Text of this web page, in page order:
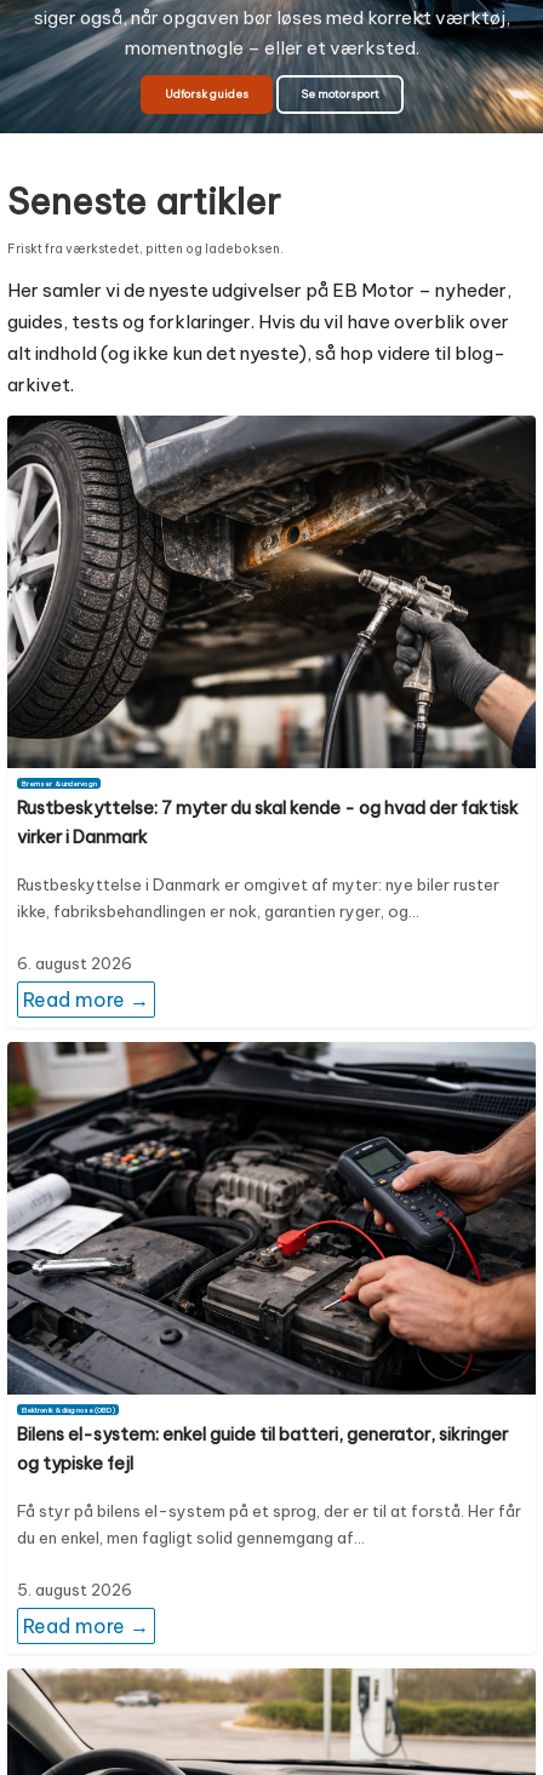
siger også, når opgaven bør løses med korrekt værktøj,
momentnøgle – eller et værksted.
Udforsk guides Se motorsport
Seneste artikler
Friskt fra værkstedet, pitten og ladeboksen.
Her samler vi de nyeste udgivelser på EB Motor – nyheder,
guides, tests og forklaringer. Hvis du vil have overblik over
alt indhold (og ikke kun det nyeste), så hop videre til blog-
arkivet.
Bremser & undervogn
Rustbeskyttelse: 7 myter du skal kende - og hvad der faktisk
virker i Danmark
Rustbeskyttelse i Danmark er omgivet af myter: nye biler ruster
ikke, fabriksbehandlingen er nok, garantien ryger, og…
6. august 2026
Read more →
Elektronik & diagnose (OBD)
Bilens el-system: enkel guide til batteri, generator, sikringer
og typiske fejl
Få styr på bilens el-system på et sprog, der er til at forstå. Her får
du en enkel, men fagligt solid gennemgang af…
5. august 2026
Read more →